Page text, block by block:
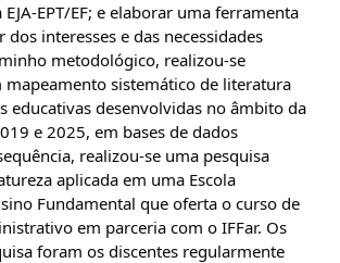
EPT/EF; e elaborar uma ferramenta
interesses e das necessidades
metodológico, realizou-se
sistemático de literatura
educativas desenvolvidas no âmbito da
e 2025, em bases de dados
realizou-se uma pesquisa
aplicada em uma Escola
Fundamental que oferta o curso de
em parceria com o IFFar. Os
foram os discentes regularmente